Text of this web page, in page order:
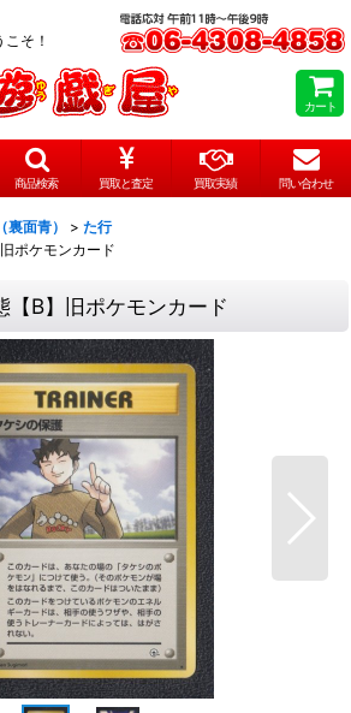
そ！
カート
商品検索 買取と査定 買取実績 問い合わせ
裏面青） > た行
ポケモンカード
B】旧ポケモンカード